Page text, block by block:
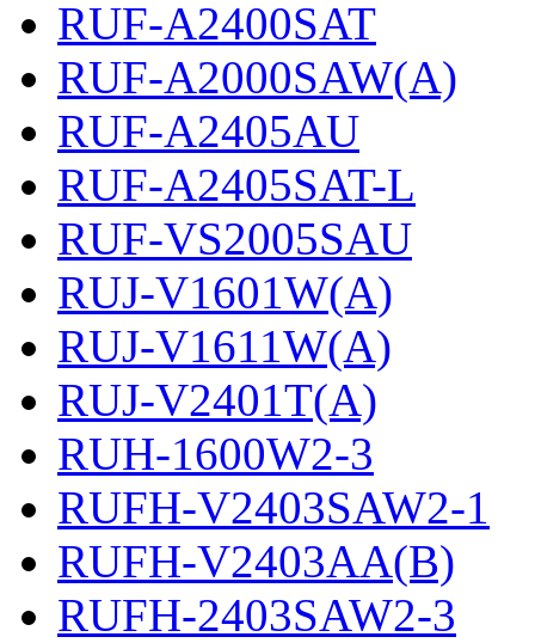
RUF-A2400SAT
RUF-A2000SAW(A)
RUF-A2405AU
RUF-A2405SAT-L
RUF-VS2005SAU
RUJ-V1601W(A)
RUJ-V1611W(A)
RUJ-V2401T(A)
RUH-1600W2-3
RUFH-V2403SAW2-1
RUFH-V2403AA(B)
RUFH-2403SAW2-3